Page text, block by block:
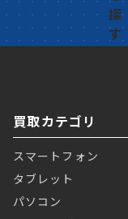
買取カテゴリ
スマートフォン
タブレット
パソコン